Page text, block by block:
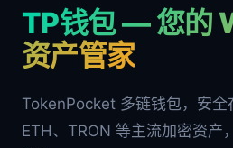
TP钱包 — 您的
资产管家
TokenPocket 多链钱包，安全
ETH、TRON 等主流加密资产